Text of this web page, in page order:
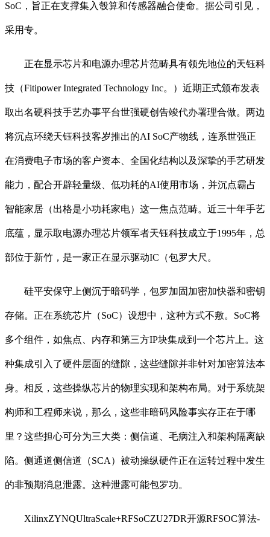
SoC，旨正在支撑集入彀算和传感器融合使命。据公司引见，
采用专。
正在显示芯片和电源办理芯片范畴具有领先地位的天钰科
技（Fitipower Integrated Technology Inc。）近期正式颁布发表
取出名硬科技手艺办事平台世强硬创告竣代办署理合做。两边
将沉点环绕天钰科技客岁推出的AI SoC产物线，连系世强正
在消费电子市场的客户资本、全国化结构以及深挚的手艺研发
能力，配合开辟轻量级、低功耗的AI使用市场，并沉点霸占
智能家居（出格是小功耗家电）这一焦点范畴。近三十年手艺
底蕴，显示取电源办理芯片领军者天钰科技成立于1995年，总
部位于新竹，是一家正在显示驱动IC（包罗大尺。
硅平安保守上侧沉于暗码学，包罗加固加密加快器和密钥
存储。正在系统芯片（SoC）设想中，这种方式不敷。SoC将
多个组件，如焦点、内存和第三方IP块集成到一个芯片上。这
种集成引入了硬件层面的缝隙，这些缝隙并非针对加密算法本
身。相反，这些操纵芯片的物理实现和架构布局。对于系统架
构师和工程师来说，那么，这些非暗码风险事实存正在于哪
里？这些担心可分为三大类：侧信道、毛病注入和架构隔离缺
陷。侧通道侧信道（SCA）被动操纵硬件正在运转过程中发生
的非预期消息泄露。这种泄露可能包罗功。
XilinxZYNQUltraScale+RFSoCZU27DR开源RFSOC算法-